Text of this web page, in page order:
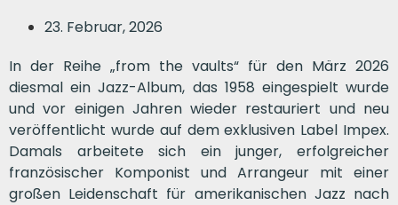
23. Februar, 2026
In der Reihe „from the vaults“ für den März 2026
diesmal ein Jazz-Album, das 1958 eingespielt wurde
und vor einigen Jahren wieder restauriert und neu
veröffentlicht wurde auf dem exklusiven Label Impex.
Damals arbeitete sich ein junger, erfolgreicher
französischer Komponist und Arrangeur mit einer
großen Leidenschaft für amerikanischen Jazz nach